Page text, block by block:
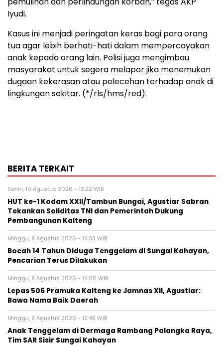
Iyudi.
Kasus ini menjadi peringatan keras bagi para orang
tua agar lebih berhati-hati dalam mempercayakan
anak kepada orang lain. Polisi juga mengimbau
masyarakat untuk segera melapor jika menemukan
dugaan kekerasan atau pelecehan terhadap anak di
lingkungan sekitar. (*/rls/hms/red).
BERITA TERKAIT
Senin, 10 Agustus 2026 - 13:22 WIB
HUT ke-1 Kodam XXII/Tambun Bungai, Agustiar Sabran
Tekankan Soliditas TNI dan Pemerintah Dukung
Pembangunan Kalteng
Minggu, 9 Agustus 2026 - 14:33 WIB
Bocah 14 Tahun Diduga Tenggelam di Sungai Kahayan,
Pencarian Terus Dilakukan
Minggu, 9 Agustus 2026 - 14:00 WIB
Lepas 506 Pramuka Kalteng ke Jamnas XII, Agustiar:
Bawa Nama Baik Daerah
Minggu, 9 Agustus 2026 - 12:49 WIB
Anak Tenggelam di Dermaga Rambang Palangka Raya,
Tim SAR Sisir Sungai Kahayan